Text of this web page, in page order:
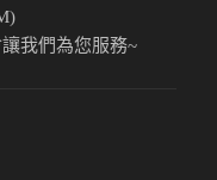
我們為您服務~